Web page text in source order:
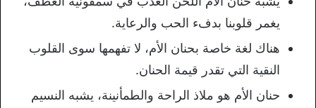
يغمر قلوبنا بدفء الحب والرعاية.
هناك لغة خاصة بحنان الأم، لا تفهمها سوى القلوب
النقية التي تقدر قيمة الحنان.
حنان الأم هو ملاذ الراحة والطمأنينة، يشبه النسيم